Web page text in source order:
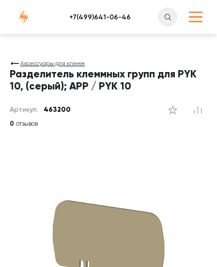
Атлантснаб
Аксессуары для клемм
Разделитель клеммных групп для PYK
10, (серый); APP / PYK 10
Артикул: 463200